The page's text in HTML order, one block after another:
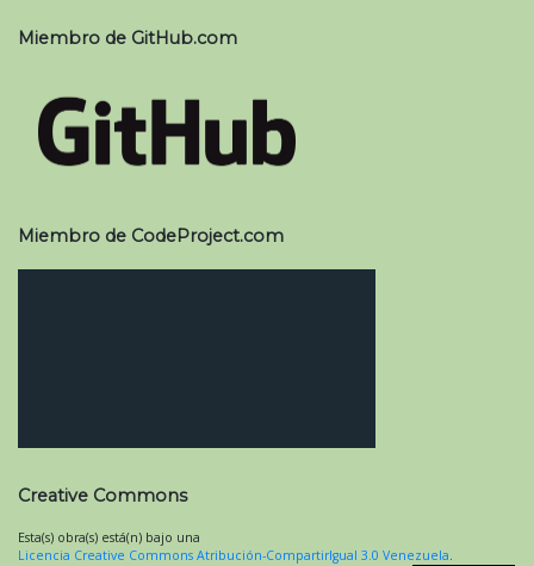
Miembro de GitHub.com
Miembro de CodeProject.com
Creative Commons
Esta(s) obra(s) está(n) bajo una
Licencia Creative Commons Atribución-CompartirIgual 3.0 Venezuela.